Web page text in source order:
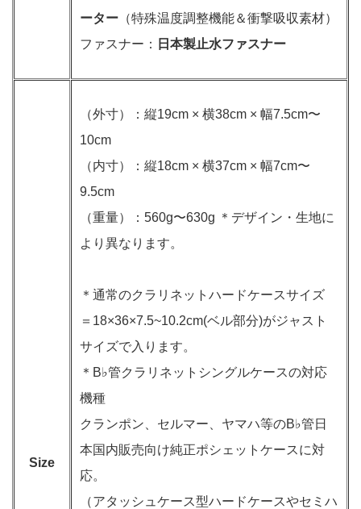
ーター （特殊温度調整機能＆衝撃吸収素材）
ファスナー：
日本製止水ファスナー
Size
（外寸）：縦19cm × 横38cm × 幅7.5cm〜
10cm
（内寸）：縦18cm × 横37cm × 幅7cm〜
9.5cm
（重量）：560g〜630g ＊デザイン・生地に
より異なります。
＊通常のクラリネットハードケースサイズ
＝18×36×7.5~10.2cm(ベル部分)がジャスト
サイズで入ります。
＊B♭管クラリネットシングルケースの対応
機種
クランポン、セルマー、ヤマハ等のB♭管日
本国内販売向け純正ポシェットケースに対
応。
（アタッシュケース型ハードケースやセミハ